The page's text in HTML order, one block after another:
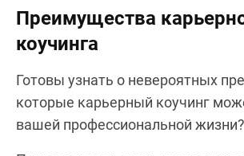
Преимущества
коучинга
Готовы узнать о невероятных
которые карьерный коучинг
вашей профессиональной жизни?